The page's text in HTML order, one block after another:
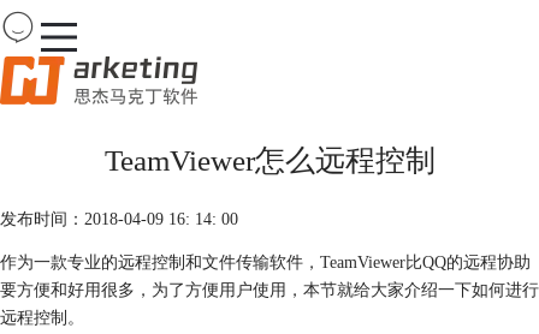
下载
购买
案例
服务
TeamViewer怎么远程控制
发布时间：2018-04-09 16: 14: 00
作为一款专业的远程控制和文件传输软件，TeamViewer比QQ的远程协助
要方便和好用很多，为了方便用户使用，本节就给大家介绍一下如何进行
远程控制。